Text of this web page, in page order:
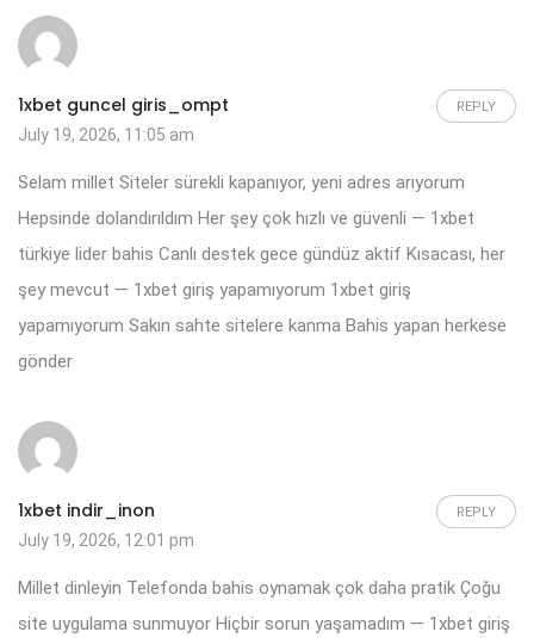
1xbet guncel giris_ompt REPLY
July 19, 2026, 11:05 am
Selam millet Siteler sürekli kapanıyor, yeni adres arıyorum
Hepsinde dolandırıldım Her şey çok hızlı ve güvenli — 1xbet
türkiye lider bahis Canlı destek gece gündüz aktif Kısacası, her
şey mevcut — 1xbet giriş yapamıyorum 1xbet giriş
yapamıyorum Sakın sahte sitelere kanma Bahis yapan herkese
gönder
1xbet indir_inon REPLY
July 19, 2026, 12:01 pm
Millet dinleyin Telefonda bahis oynamak çok daha pratik Çoğu
site uygulama sunmuyor Hiçbir sorun yaşamadım — 1xbet giriş